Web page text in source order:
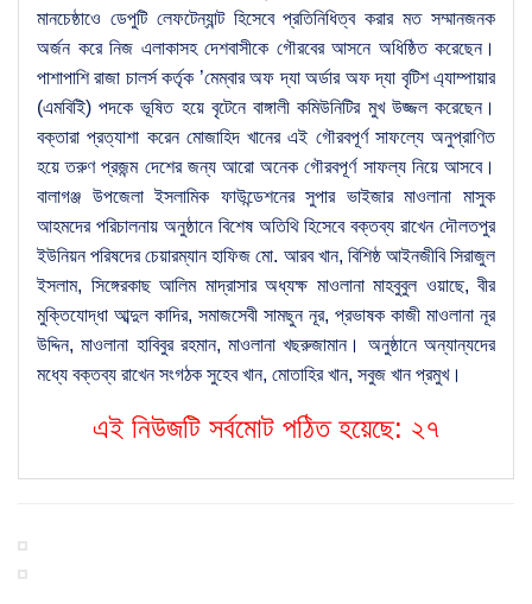
মানচেষ্ঠাওে ডেপুটি লেফটেন্যান্ট হিসেবে প্রতিনিধিত্ব করার মত সম্মানজনক
অর্জন করে নিজ এলাকাসহ দেশবাসীকে গৌরবের আসনে অধিষ্ঠিত করেছেন।
পাশাপাশি রাজা চালর্স কর্তৃক ’মেম্বার অফ দ্যা অর্ডার অফ দ্যা বৃটিশ এ্যাম্পায়ার
(এমবিইি) পদকে ভূষিত হয়ে বৃটেনে বাঙ্গালী কমিউনিটির মুখ উজ্জল করেছেন।
বক্তারা প্রত্যাশা করেন মোজাহিদ খানের এই গৌরবপূর্ণ সাফল্যে অনুপ্রাণিত
হয়ে তরুণ প্রজন্ম দেশের জন্য আরো অনেক গৌরবপূর্ণ সাফল্য নিয়ে আসবে।
বালাগঞ্জ উপজেলা ইসলামিক ফাউন্ডেশনের সুপার ভাইজার মাওলানা মাসুক
আহমদের পরিচালনায় অনুষ্ঠানে বিশেষ অতিথি হিসেবে বক্তব্য রাখেন দৌলতপুর
ইউনিয়ন পরিষদের চেয়ারম্যান হাফিজ মো. আরব খান, বিশিষ্ঠ আইনজীবি সিরাজুল
ইসলাম, সিঙ্গেরকাছ আলিম মাদ্রাসার অধ্যক্ষ মাওলানা মাহবুবুল ওয়াছে, বীর
মুক্তিযোদ্ধা আব্দুল কাদির, সমাজসেবী সামছুন নূর, প্রভাষক কাজী মাওলানা নূর
উদ্দিন, মাওলানা হাবিবুর রহমান, মাওলানা খছরুজামান। অনুষ্ঠানে অন্যান্যদের
মধ্যে বক্তব্য রাখেন সংগঠক সুহেব খান, মোতাহির খান, সবুজ খান প্রমুখ।
এই নিউজটি সর্বমোট পঠিত হয়েছে: ২৭